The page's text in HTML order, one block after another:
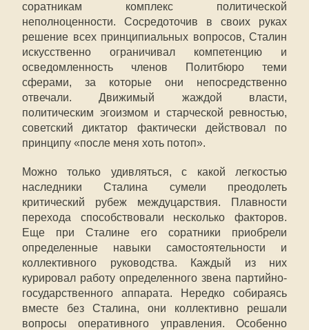
соратникам комплекс политической
неполноценности. Сосредоточив в своих руках
решение всех принципиальных вопросов, Сталин
искусственно ограничивал компетенцию и
осведомленность членов Политбюро теми
сферами, за которые они непосредственно
отвечали. Движимый жаждой власти,
политическим эгоизмом и старческой ревностью,
советский диктатор фактически действовал по
принципу «после меня хоть потоп».
Можно только удивляться, с какой легкостью
наследники Сталина сумели преодолеть
критический рубеж междуцарствия. Плавности
перехода способствовали несколько факторов.
Еще при Сталине его соратники приобрели
определенные навыки самостоятельности и
коллективного руководства. Каждый из них
курировал работу определенного звена партийно-
государственного аппарата. Нередко собираясь
вместе без Сталина, они коллективно решали
вопросы оперативного управления. Особенно